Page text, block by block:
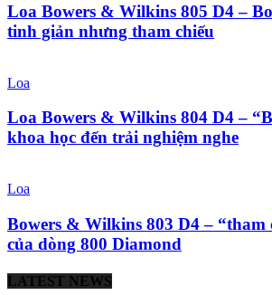
Loa Bowers & Wilkins 805 D4 –
tinh giản nhưng tham chiếu
Loa
Loa Bowers & Wilkins 804 D4 –
khoa học đến trải nghiệm nghe
Loa
Bowers & Wilkins 803 D4 – “tham
của dòng 800 Diamond
LATEST NEWS